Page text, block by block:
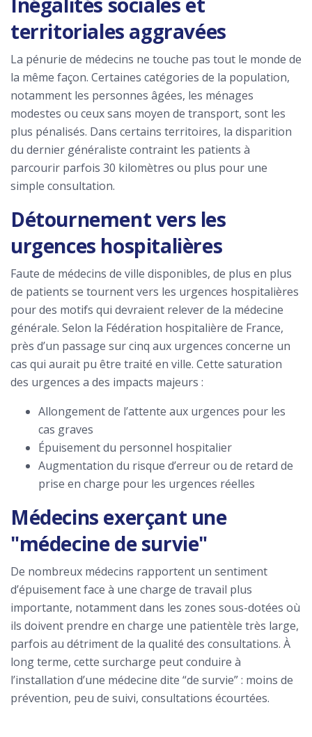
territoriales aggravées
La pénurie de médecins ne touche pas tout le monde de
la même façon. Certaines catégories de la population,
notamment les personnes âgées, les ménages
modestes ou ceux sans moyen de transport, sont les
plus pénalisés. Dans certains territoires, la disparition
du dernier généraliste contraint les patients à
parcourir parfois 30 kilomètres ou plus pour une
simple consultation.
Détournement vers les
urgences hospitalières
Faute de médecins de ville disponibles, de plus en plus
de patients se tournent vers les urgences hospitalières
pour des motifs qui devraient relever de la médecine
générale. Selon la Fédération hospitalière de France,
près d’un passage sur cinq aux urgences concerne un
cas qui aurait pu être traité en ville. Cette saturation
des urgences a des impacts majeurs :
Allongement de l’attente aux urgences pour les
cas graves
Épuisement du personnel hospitalier
Augmentation du risque d’erreur ou de retard de
prise en charge pour les urgences réelles
Médecins exerçant une
"médecine de survie"
De nombreux médecins rapportent un sentiment
d’épuisement face à une charge de travail plus
importante, notamment dans les zones sous-dotées où
ils doivent prendre en charge une patientèle très large,
parfois au détriment de la qualité des consultations. À
long terme, cette surcharge peut conduire à
l’installation d’une médecine dite “de survie” : moins de
prévention, peu de suivi, consultations écourtées.